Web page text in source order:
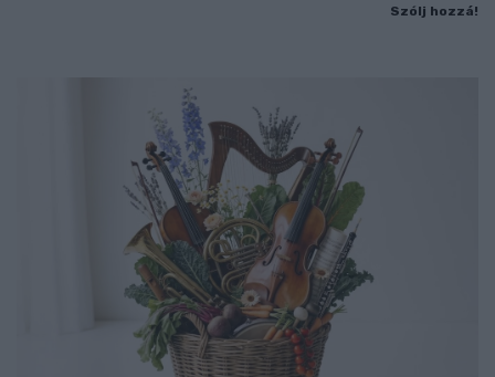
Szólj hozzá!